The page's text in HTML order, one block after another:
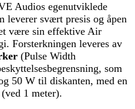
Audios egenutviklede
leverer svært presis og åpen
være sin effektive Air
Forsterkningen leveres av
(Pulse Width
som
50 W til diskanten, med en
1 meter).